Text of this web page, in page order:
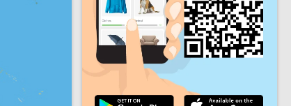
Күнделікті прогресс
Ай сайынғы прогресс